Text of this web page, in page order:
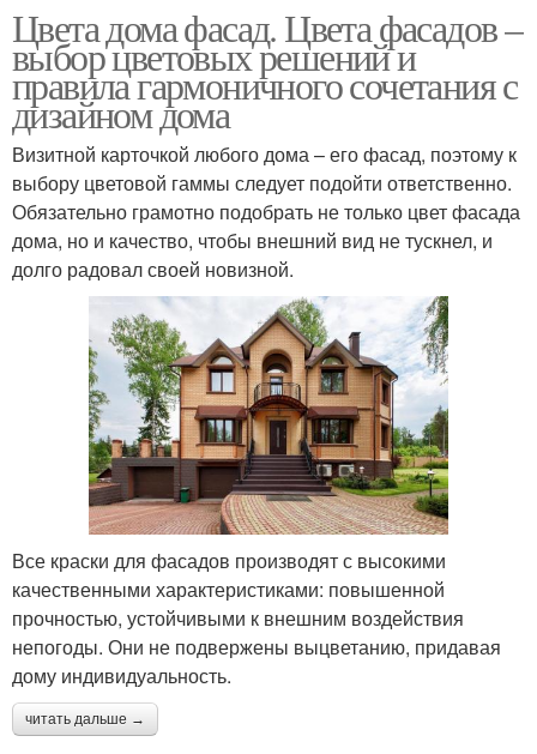
Цвета дома фасад. Цвета фасадов –
выбор цветовых решений и
правила гармоничного сочетания с
дизайном дома
Визитной карточкой любого дома – его фасад, поэтому к
выбору цветовой гаммы следует подойти ответственно.
Обязательно грамотно подобрать не только цвет фасада
дома, но и качество, чтобы внешний вид не тускнел, и
долго радовал своей новизной.
Все краски для фасадов производят с высокими
качественными характеристиками: повышенной
прочностью, устойчивыми к внешним воздействия
непогоды. Они не подвержены выцветанию, придавая
дому индивидуальность.
читать дальше →